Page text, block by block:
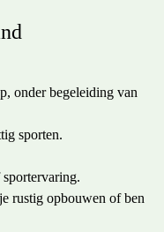
onder begeleiding van
sporten.
rustig opbouwen of ben